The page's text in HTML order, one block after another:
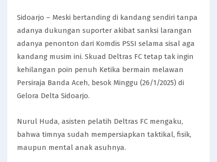
Sidoarjo – Meski bertanding di kandang sendiri tanpa
adanya dukungan suporter akibat sanksi larangan
adanya penonton dari Komdis PSSI selama sisal aga
kandang musim ini. Skuad Deltras FC tetap tak ingin
kehilangan poin penuh Ketika bermain melawan
Persiraja Banda Aceh, besok Minggu (26/1/2025) di
Gelora Delta Sidoarjo.
Nurul Huda, asisten pelatih Deltras FC mengaku,
bahwa timnya sudah mempersiapkan taktikal, fisik,
maupun mental anak asuhnya.